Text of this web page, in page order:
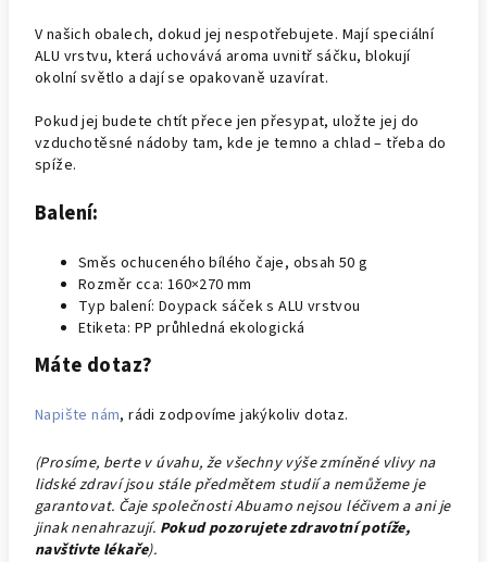
V našich obalech, dokud jej nespotřebujete. Mají speciální
ALU vrstvu, která uchovává aroma uvnitř sáčku, blokují
okolní světlo a dají se opakovaně uzavírat.
Pokud jej budete chtít přece jen přesypat, uložte jej do
vzduchotěsné nádoby tam, kde je temno a chlad – třeba do
spíže.
Balení:
Směs ochuceného bílého čaje, obsah 50 g
Rozměr cca: 160×270 mm
Typ balení: Doypack sáček s ALU vrstvou
Etiketa: PP průhledná ekologická
Máte dotaz?
Napište nám, rádi zodpovíme jakýkoliv dotaz.
(Prosíme, berte v úvahu, že všechny výše zmíněné vlivy na
lidské zdraví jsou stále předmětem studií a nemůžeme je
garantovat. Čaje společnosti Abuamo nejsou léčivem a ani je
jinak nenahrazují. Pokud pozorujete zdravotní potíže,
navštivte lékaře).